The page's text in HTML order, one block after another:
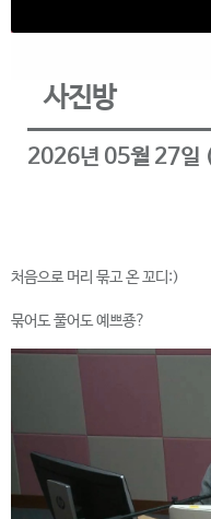
사진방
2026년 05월 27일
처음으로 머리 묶고 온 꼬디:)
묶어도 풀어도 예쁘죵?